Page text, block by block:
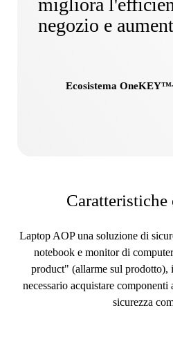
migliora
negozio e
Ecosistema OneKEY™
Caratteristiche
Laptop AOP una soluzione di
notebook e monitor di
product" (allarme sul prodotto),
necessario acquistare
sicurezza